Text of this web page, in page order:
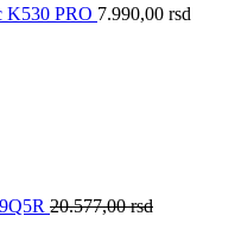
K530 PRO 7.990,00 rsd
20.577,00rsd